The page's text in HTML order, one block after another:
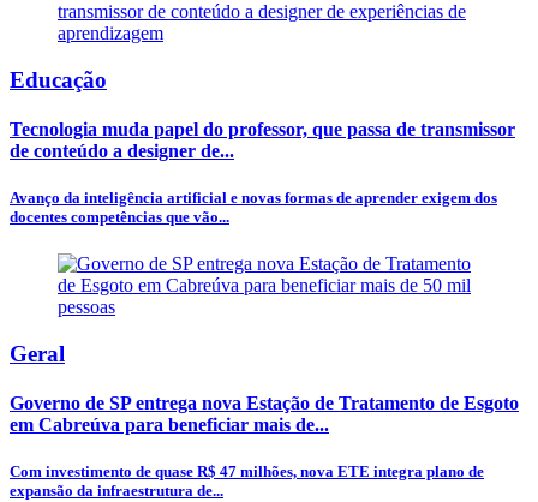
Educação
Tecnologia muda papel do professor, que passa de transmissor
de conteúdo a designer de...
Avanço da inteligência artificial e novas formas de aprender exigem dos
docentes competências que vão...
Geral
Governo de SP entrega nova Estação de Tratamento de Esgoto
em Cabreúva para beneficiar mais de...
Com investimento de quase R$ 47 milhões, nova ETE integra plano de
expansão da infraestrutura de...